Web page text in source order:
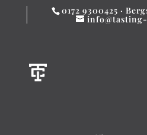
0172 9300425 ·